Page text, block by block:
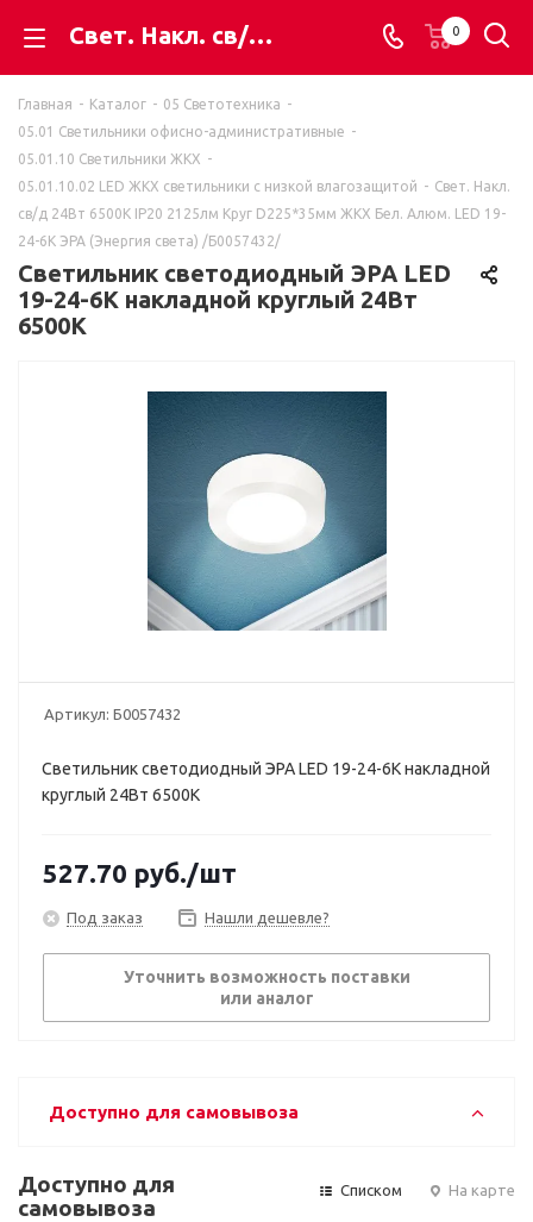
Свет. Накл. св/д 24Вт 6500K IP20 2125лм Круг D225*35мм ЖКХ Бел. Алюм. LED 19-24-6K ЭРА (Энергия света) /Б0057432/ - ВАЯК - всё для электромонтажа 0
Главная - Каталог - 05 Светотехника -
05.01 Светильники офисно-административные -
05.01.10 Светильники ЖКХ -
05.01.10.02 LED ЖКХ светильники с низкой влагозащитой - Свет. Накл.
св/д 24Вт 6500K IP20 2125лм Круг D225*35мм ЖКХ Бел. Алюм. LED 19-
24-6K ЭРА (Энергия света) /Б0057432/
Светильник светодиодный ЭРА LED
19-24-6K накладной круглый 24Вт
6500К
Артикул: Б0057432
Светильник светодиодный ЭРА LED 19-24-6K накладной
круглый 24Вт 6500К
527.70 руб./шт
Под заказ Нашли дешевле?
Уточнить возможность поставки
или аналог
Доступно для самовывоза
Доступно для
самовывоза
Списком На карте